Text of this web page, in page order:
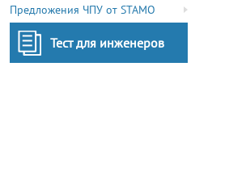
Предложения ЧПУ от STAMO
Тест для инженеров